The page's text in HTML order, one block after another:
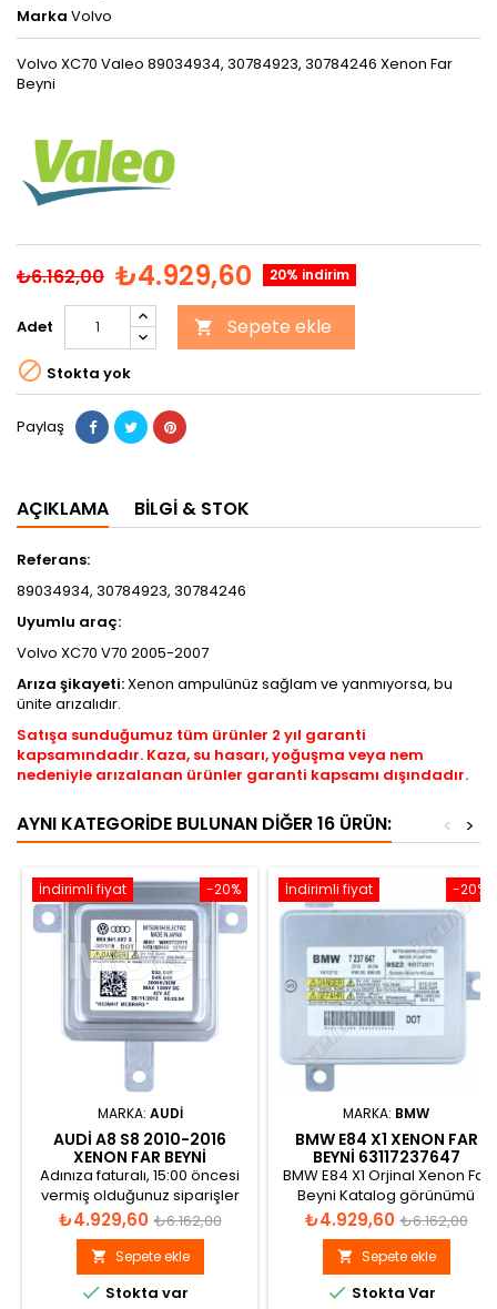
Marka Volvo
Volvo XC70 Valeo 89034934, 30784923, 30784246 Xenon Far
Beyni
₺6.162,00 ₺4.929,60 20% indirim
Adet  Sepete ekle
 Stokta yok
Paylaş
AÇIKLAMA BILGI & STOK
Referans:
89034934, 30784923, 30784246
Uyumlu araç:
Volvo XC70 V70 2005-2007
Arıza şikayeti:Xenon ampulünüz sağlam ve yanmıyorsa, bu
ünite arızalıdır.
Satışa sunduğumuz tüm ürünler 2 yıl garanti
kapsamındadır. Kaza, su hasarı, yoğuşma veya nem
nedeniyle arızalanan ürünler garanti kapsamı dışındadır.
AYNI KATEGORIDE BULUNAN DIĞER 16 ÜRÜN: >
<
-20%
İndirimli fiyat
MARKA: AUDI
AUDI A8 S8 2010-2016
XENON FAR BEYNI
8K0941597E
Adınıza faturalı, 15:00 öncesi
vermiş olduğunuz siparişler
aynı gün gönderilir.
Fiyat
₺4.929,60 Normal
fiyat
₺6.162,00
 Sepete ekle
 Stokta var
-20%
İndirimli fiyat
MARKA: BMW
BMW E84 X1 XENON FAR
BEYNI 63117237647
BMW E84 X1 Orjinal Xenon Far
Beyni Katalog görünümü
Fiyat
₺4.929,60 Normal
fiyat
₺6.162,00
 Sepete ekle
 Stokta Var